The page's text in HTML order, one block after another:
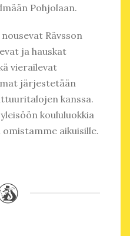
Pohjolaan.
Rävsson
ja hauskat
vierailevat
järjestetään
kanssa.
koululuokkia
aikuisille.